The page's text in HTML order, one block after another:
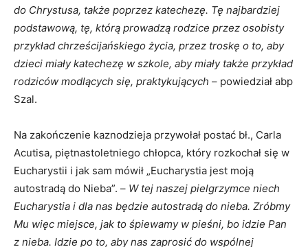
do Chrystusa, także poprzez katechezę. Tę najbardziej
podstawową, tę, którą prowadzą rodzice przez osobisty
przykład chrześcijańskiego życia, przez troskę o to, aby
dzieci miały katechezę w szkole, aby miały także przykład
rodziców modlących się, praktykujących – powiedział abp
Szal.
Na zakończenie kaznodzieja przywołał postać bł., Carla
Acutisa, piętnastoletniego chłopca, który rozkochał się w
Eucharystii i jak sam mówił „Eucharystia jest moją
autostradą do Nieba”. – W tej naszej pielgrzymce niech
Eucharystia i dla nas będzie autostradą do nieba. Zróbmy
Mu więc miejsce, jak to śpiewamy w pieśni, bo idzie Pan
z nieba. Idzie po to, aby nas zaprosić do wspólnej